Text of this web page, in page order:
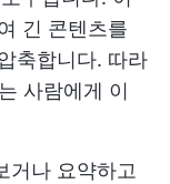
긴 콘텐츠를
축합니다. 따라
사람에게 이
거나 요약하고